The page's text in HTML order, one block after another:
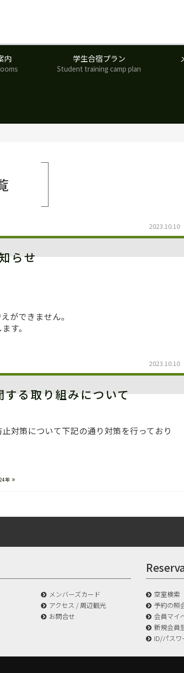
内 学生合宿プラン
Student training camp plan
2023.10.10
らせ
ができません。
す。
2023.10.10
る取り組みについて
対策について下記の通り対策を行っており
年»
メンバーズカード
アクセス / 周辺観光
お問合せ
空室検索
予約の照
会員マイ
新規会員
ID/パス